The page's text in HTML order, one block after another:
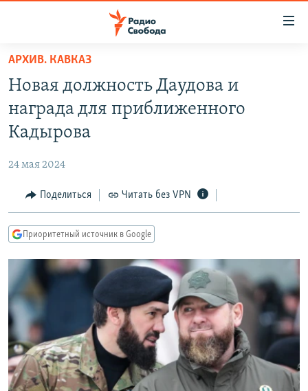
упрощенного
доступа
основному
Вернутся
Вернутся
поиску
ПОДКАСТЫ
АВТОРСКИЕ ПРОЕКТЫ
МНЕНИЯ
КУЛЬТУРА
КАВКАЗ.РЕАЛИИ
СЕВЕР.РЕАЛИИ
СИБИРЬ.РЕАЛИИ
РАСПИСАНИЕ ВЕЩАНИЯ
ПОДПИШИТЕСЬ НА РАССЫЛКУ
СОЦИАЛЬНЫЕ СЕТИ
АРХИВ. КАВКАЗ
Новая должность Даудова и
награда для приближенного
Кадырова
24 мая 2024
Поделиться Читать без VPN
Приоритетный источник в Google